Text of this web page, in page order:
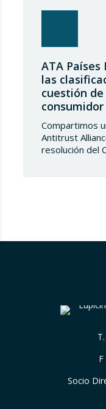
ATA Países
las
cuestión
consumidor
Compartimos
Antitrust
resolución del
T.
Socio